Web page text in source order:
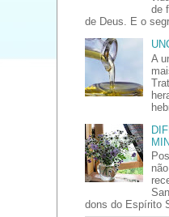
de
de Deus. E o
A
dons do Espírito